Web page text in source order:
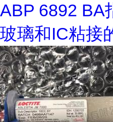
ABP 6892 BA
玻璃和IC粘接